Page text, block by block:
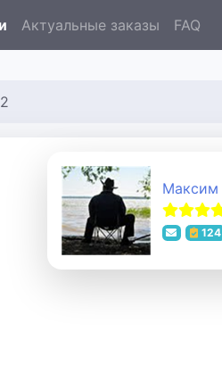
Актуальные заказы FAQ
Максим
124